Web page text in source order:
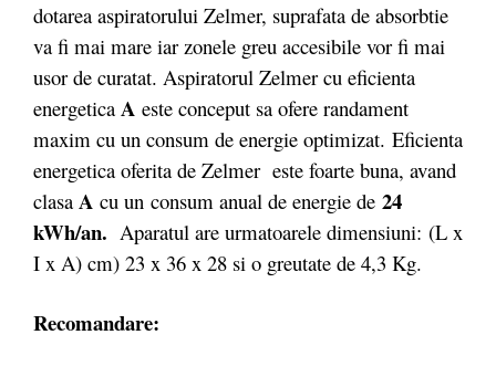
dotarea aspiratorului Zelmer, suprafata de absorbtie
va fi mai mare iar zonele greu accesibile vor fi mai
usor de curatat. Aspiratorul Zelmer cu eficienta
energetica A este conceput sa ofere randament
maxim cu un consum de energie optimizat. Eficienta
energetica oferita de Zelmer este foarte buna, avand
clasa A cu un consum anual de energie de 24
kWh/an. Aparatul are urmatoarele dimensiuni: (L x
I x A) cm) 23 x 36 x 28 si o greutate de 4,3 Kg.
Recomandare: